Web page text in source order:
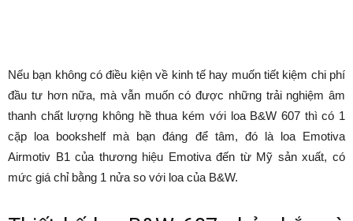
Nếu bạn không có điều kiện về kinh tế hay muốn tiết kiệm chi phí
đầu tư hơn nữa, mà vẫn muốn có được những trải nghiệm âm
thanh chất lượng không hề thua kém với loa B&W 607 thì có 1
cặp loa bookshelf mà bạn đáng để tâm, đó là loa Emotiva
Airmotiv B1 của thương hiệu Emotiva đến từ Mỹ sản xuất, có
mức giá chỉ bằng 1 nửa so với loa của B&W.